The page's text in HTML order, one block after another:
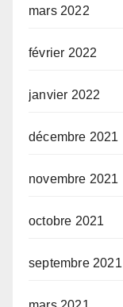
mars 2022
février 2022
janvier 2022
décembre 2021
novembre 2021
octobre 2021
septembre 2021